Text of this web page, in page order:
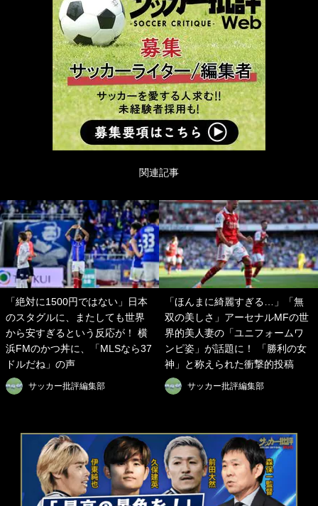
関連記事
「絶対に1500円ではない」日本
のスタグルに、またしても世界
から安すぎるという反応が！ 横
浜FMのかつ丼に、「MLSなら37
ドルだね」の声
サッカー批評編集部
「ほんまに綺麗すぎる…」「無
双の美しさ」アーセナルMFの世
界的美人妻の「ユニフォームワ
ンピ姿」が話題に！ 「勝利の女
神」と称えられた衝撃的投稿
サッカー批評編集部